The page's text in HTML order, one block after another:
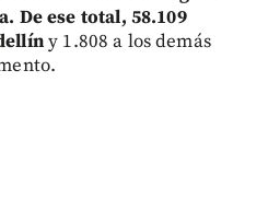
De ese total, 58.109
y 1.808 a los demás